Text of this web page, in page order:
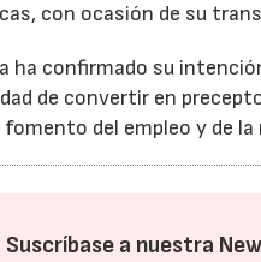
con ocasión de su
ha confirmado su
de convertir en
fomento del empleo y de
Suscríbase a nuestra